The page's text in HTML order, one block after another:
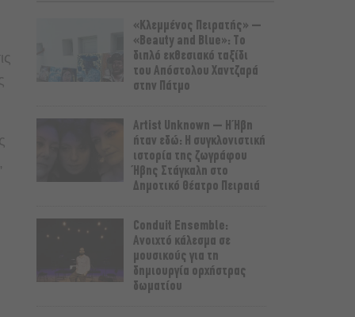
«Κλεμμένος Πειρατής» –
«Beauty and Blue»: Το
διπλό εκθεσιακό ταξίδι
του Απόστολου Χαντζαρά
στην Πάτμο
Artist Unknown – Η Ήβη
ήταν εδώ: Η συγκλονιστική
ιστορία της ζωγράφου
Ήβης Στάγκαλη στο
Δημοτικό Θέατρο Πειραιά
Conduit Ensemble:
Ανοιχτό κάλεσμα σε
μουσικούς για τη
δημιουργία ορχήστρας
δωματίου